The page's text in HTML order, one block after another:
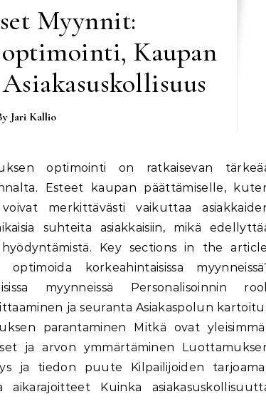
Myynnit:
optimointi, Kaupan
Jari Kallio
Esteet kaupan päättämiselle,
merkittävästi vaikuttaa
suhteita asiakkaisiin, mikä
Key sections in the
korkeahintaisissa
myynneissä Personalisoinnin
ja seuranta Asiakaspolun
parantaminen Mitkä ovat
ja arvon ymmärtäminen
ja tiedon puute Kilpailijoiden
Kuinka